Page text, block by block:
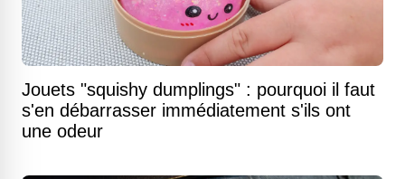
Jouets "squishy dumplings" : pourquoi il faut
s'en débarrasser immédiatement s'ils ont
une odeur